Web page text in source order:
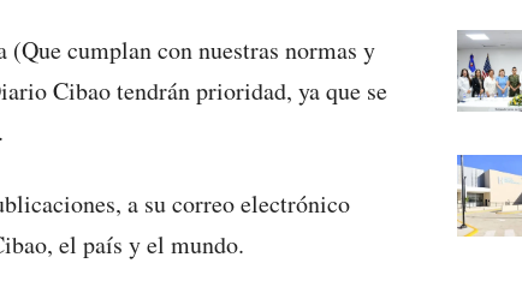
cumplan con nuestras normas y
Cibao tendrán prioridad, ya que se
a su correo electrónico
el país y el mundo.